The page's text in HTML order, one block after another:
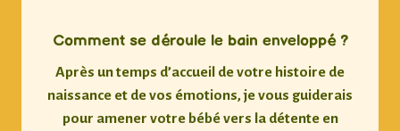
Comment se déroule le bain enveloppé ?
Après un temps d’accueil de votre histoire de
naissance et de vos émotions, je vous guiderais
pour amener votre bébé vers la détente en